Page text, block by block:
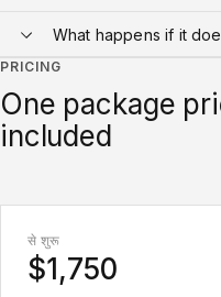
What happens if it
PRICING
One package
included
से शुरू
$1,750